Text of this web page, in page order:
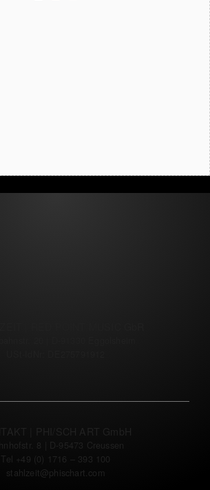
8 | D-95473 Creussen
Tel +49 (0) 1716 – 393 100
stahlzeit@phischart.com